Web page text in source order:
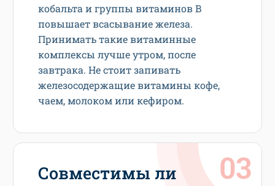
кобальта и группы витаминов В
повышает всасывание железа.
Принимать такие витаминные
комплексы лучше утром, после
завтрака. Не стоит запивать
железосодержащие витамины кофе,
чаем, молоком или кефиром.
Совместимы ли